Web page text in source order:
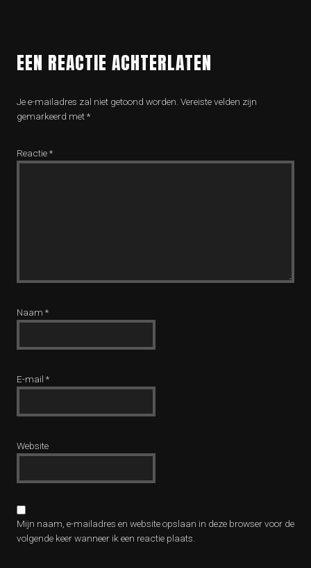
EEN REACTIE ACHTERLATEN
Je e-mailadres zal niet getoond worden. Vereiste velden zijn
gemarkeerd met*
Reactie*
Naam *
E-mail *
Website
Mijn naam, e-mailadres en website opslaan in deze browser voor de
volgende keer wanneer ik een reactie plaats.